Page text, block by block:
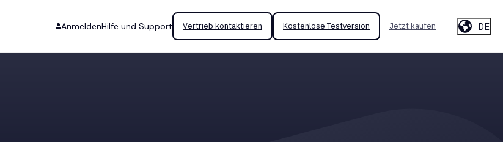
AnmeldenHilfe und Support Vertrieb kontaktieren Kostenlose Testversion Jetzt kaufen DE